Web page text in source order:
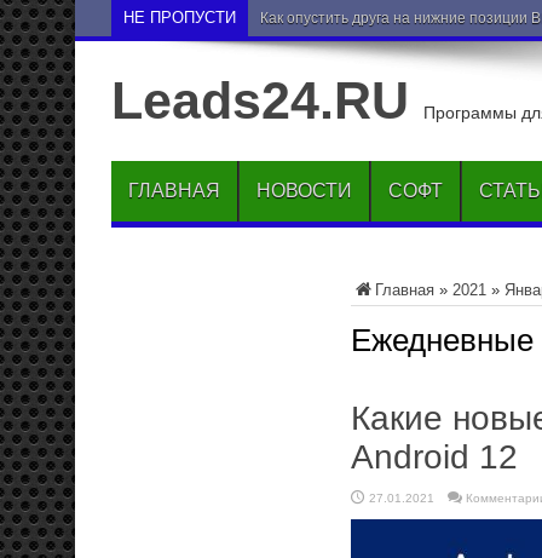
НЕ ПРОПУСТИ Как опустить друга на нижние позиции
Leads24.RU Программы
ГЛАВНАЯ НОВОСТИ СОФТ
Главная » 2021 »
Какие
Android 12
27.01.2021